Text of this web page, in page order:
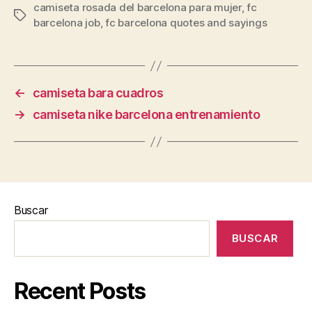
Etiquetas
camiseta rosada del barcelona para mujer,fc
barcelona job,fc barcelona quotes and sayings
←
camiseta bara cuadros
→
camiseta nike barcelona entrenamiento
Buscar
BUSCAR
Recent Posts